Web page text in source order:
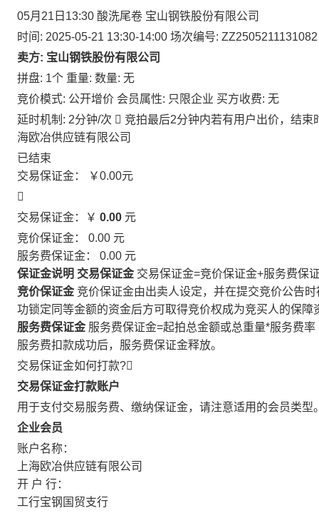
05月21日13:30 酸洗尾卷 宝山钢铁股份有限公司
时间: 2025-05-21 13:30-14:00 场次编号: ZZ2505211131082
卖方: 宝山钢铁股份有限公司
拼盘: 1个 重量: 数量: 无
竞价模式: 公开增价 会员属性: 只限企业 买方收费: 无
延时机制: 2分钟/次  竞拍最后2分钟内若有用户出价，结
海欧冶供应链有限公司
已结束
交易保证金：
￥0.00元

交易保证金：￥ 0.00 元
竞价保证金： 0.00 元
服务费保证金： 0.00 元
保证金说明 交易保证金 交易保证金=竞价保证金+服务费保
竞价保证金 竞价保证金由出卖人设定，并在提交竞价公告
功锁定同等金额的资金后方可取得竞价权成为竞买人的保障
服务费保证金 服务费保证金=起拍总金额或总重量*服务费率
服务费扣款成功后，服务费保证金释放。
交易保证金如何打款?
交易保证金打款账户
用于支付交易服务费、缴纳保证金，请注意适用的会员类型
企业会员
账户名称：
上海欧冶供应链有限公司
开 户 行：
工行宝钢国贸支行